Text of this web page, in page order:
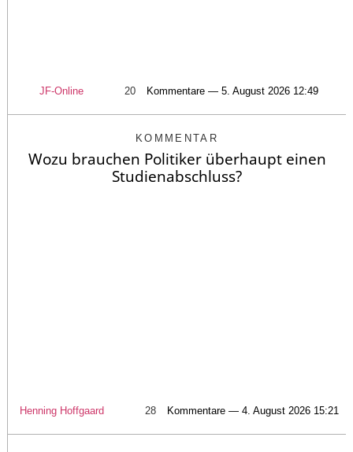
JF-Online 20 Kommentare — 5. August 2026 12:49
KOMMENTAR
Wozu brauchen Politiker überhaupt einen
Studienabschluss?
Henning Hoffgaard 28 Kommentare — 4. August 2026 15:21